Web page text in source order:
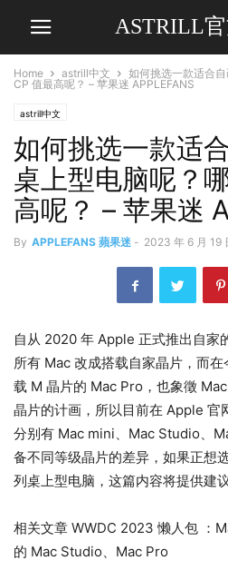
ASTRILL
Home astrill中文
如何挑选一款适合
CP 值最高呢？ – 苹果迷 APPLEFANS
astrill中文
如何挑选一款适
桌上型电脑呢？
高呢？ – 苹果迷
By APPLEFANS 蘋果迷 - 2023 年 6 月 19
自从 2020 年 Apple 正式推出自家
所有 Mac 改成搭载自家晶片，而
载 M 晶片的 Mac Pro，也象徵
晶片的计画，所以目前在 Apple 官
分别有 Mac mini、Mac Studio、
备不同等级晶片的差异，如果正想
列桌上型电脑，这篇内容将提供建
相关文章 WWDC 2023 懒人包 ：
的 Mac Studio、Mac Pro